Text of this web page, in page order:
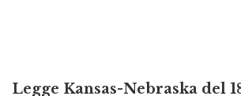
Legge Kansas-Nebraska del